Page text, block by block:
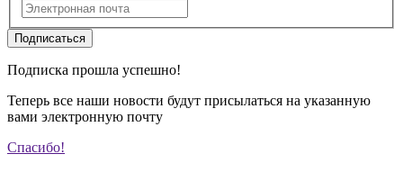
Подписаться
Подписка прошла успешно!
Теперь все наши новости будут присылаться на указанную
вами электронную почту
Спасибо!